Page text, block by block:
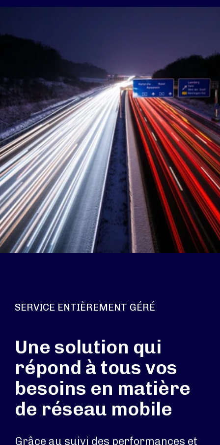
SERVICE ENTIÈREMENT GÉRÉ
Une solution qui
répond à tous vos
besoins en matière
de réseau mobile
Grâce au suivi des performances et